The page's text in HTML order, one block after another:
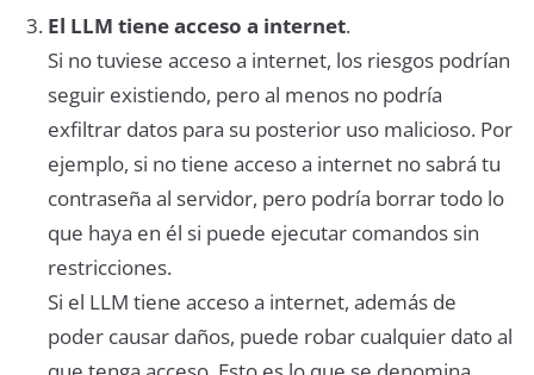
El LLM tiene acceso a internet.
Si no tuviese acceso a internet, los riesgos podrían
seguir existiendo, pero al menos no podría
exfiltrar datos para su posterior uso malicioso. Por
ejemplo, si no tiene acceso a internet no sabrá tu
contraseña al servidor, pero podría borrar todo lo
que haya en él si puede ejecutar comandos sin
restricciones.
Si el LLM tiene acceso a internet, además de
poder causar daños, puede robar cualquier dato al